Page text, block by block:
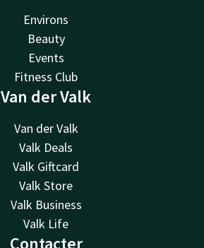
Environs
Beauty
Events
Fitness Club
Van der Valk
Van der Valk
Valk Deals
Valk Giftcard
Valk Store
Valk Business
Valk Life
Contacter